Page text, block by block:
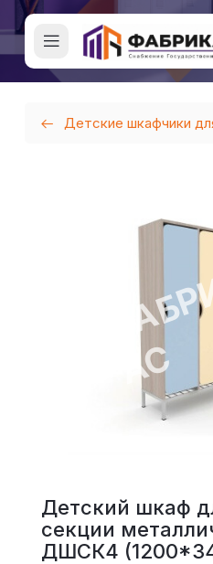
Детские шкафчики
Детский шкаф
секции
ДШСК4